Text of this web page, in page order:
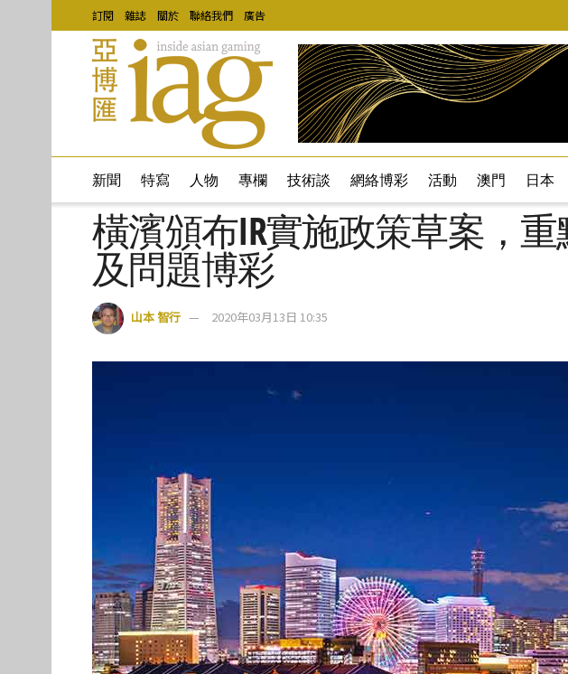
訂閱 雜誌 關於 聯絡我們 廣告
新聞 特寫 人物 專欄 技術談 網絡博彩 活動 澳門 日本
橫濱頒布IR實施政策草案，
及問題博彩
山本 智行 2020年03月13日 10:35